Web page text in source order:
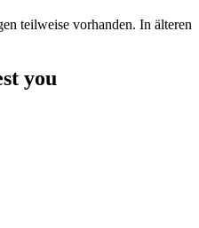
teilweise vorhanden. In älteren
you